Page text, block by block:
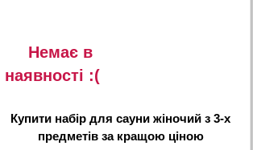
Немає в
наявностi :(
Купити набір для сауни жіночий з 3-х
предметівза кращою ціною